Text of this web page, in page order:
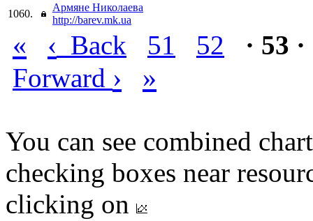
1060.
Армяне Николаева
http://barev.mk.ua
« ‹ Back 51 52
· 53 ·
Forward › »
You can see combined
checking boxes near
clicking on